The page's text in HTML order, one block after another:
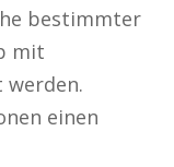
bestimmter
mit
einen